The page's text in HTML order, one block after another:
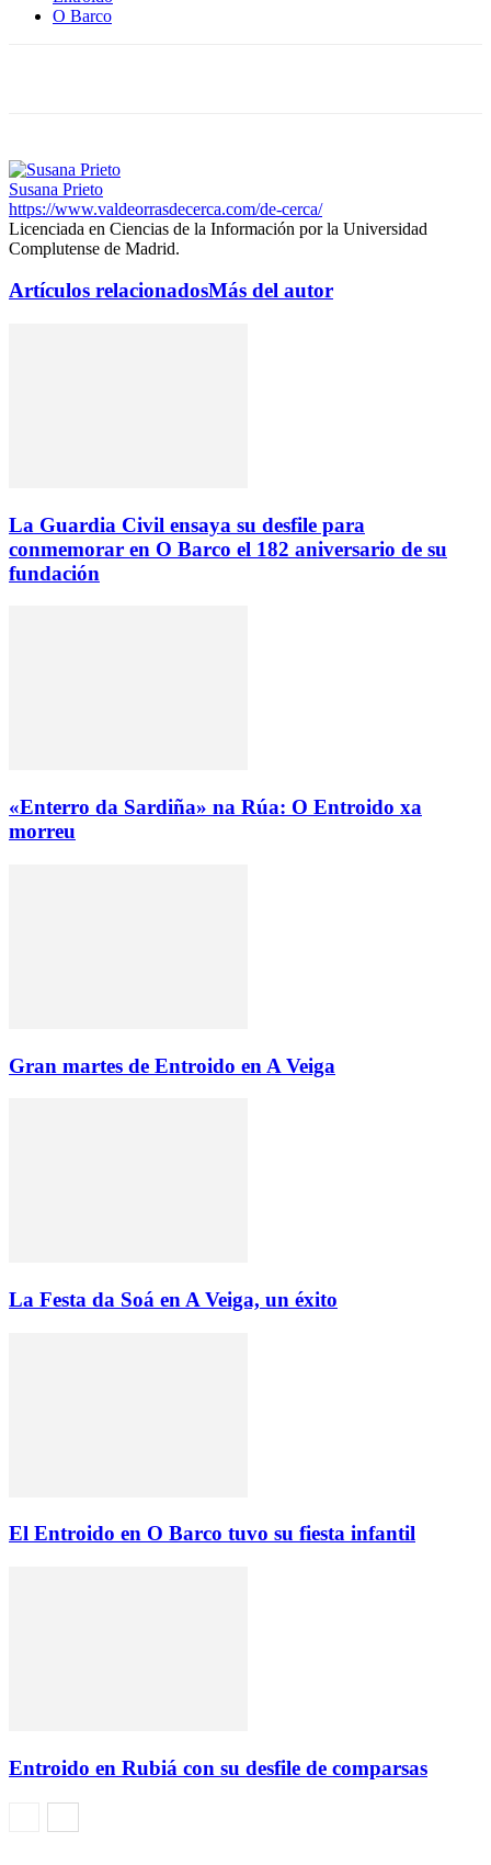
O Barco
Susana Prieto
https://www.valdeorrasdecerca.com/de-cerca/
Licenciada en Ciencias de la Información por la Universidad
Complutense de Madrid.
Artículos relacionadosMás del autor
La Guardia Civil ensaya su desfile para
conmemorar en O Barco el 182 aniversario de su
fundación
«Enterro da Sardiña» na Rúa: O Entroido xa
morreu
Gran martes de Entroido en A Veiga
La Festa da Soá en A Veiga, un éxito
El Entroido en O Barco tuvo su fiesta infantil
Entroido en Rubiá con su desfile de comparsas